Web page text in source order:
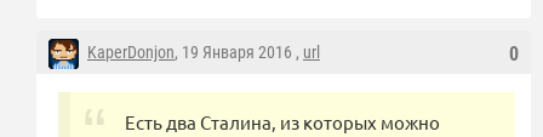
0
KaperDonjon, 19 Января 2016 , url
Есть два Сталина, из которых можно